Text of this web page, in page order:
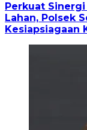
Perkuat
Lahan, Polsek
Kesiapsiagaan